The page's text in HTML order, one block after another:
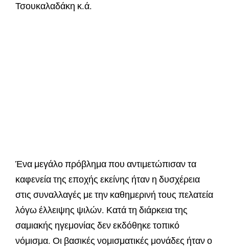
Τσουκαλαδάκη κ.ά.
Ένα μεγάλο πρόβλημα που αντιμετώπισαν τα
καφενεία της εποχής εκείνης ήταν η δυσχέρεια
στις συναλλαγές με την καθημερινή τους πελατεία
λόγω έλλειψης ψιλών. Κατά τη διάρκεια της
σαμιακής ηγεμονίας δεν εκδόθηκε τοπικό
νόμισμα. Οι βασικές νομισματικές μονάδες ήταν ο